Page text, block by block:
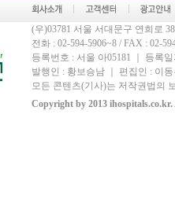
(우)03781 서울 서대문구 연희로
전화 : 02-594-5906~8 / FAX : 02-
등록번호 : 서울 아05181 ｜ 등록
발행인 : 황보승남 ｜ 편집인 : 이
모든 콘텐츠(기사)는 저작권법의
Copyright by 2013 ihospitals.co.kr.